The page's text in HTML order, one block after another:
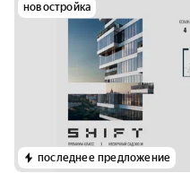
новостройка
последнее предложение